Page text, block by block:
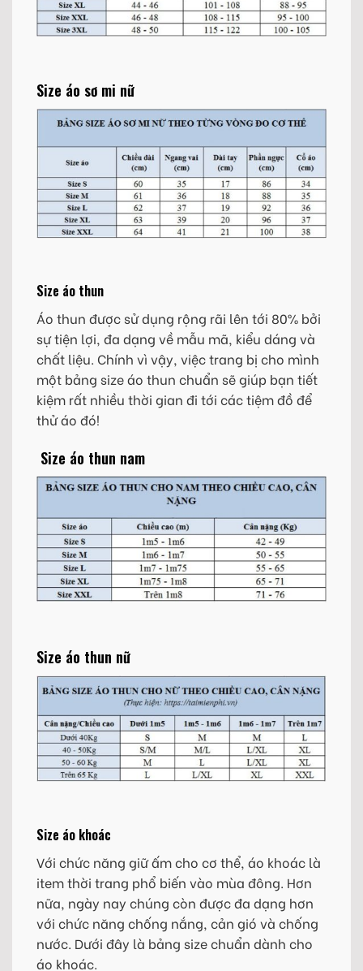
Size áo sơ mi nữ
Size áo thun
Áo thun được sử dụng rộng rãi lên tới 80% bởi
sự tiện lợi, đa dạng về mẫu mã, kiểu dáng và
chất liệu. Chính vì vậy, việc trang bị cho mình
một bảng size áo thun chuẩn sẽ giúp bạn tiết
kiệm rất nhiều thời gian đi tới các tiệm đồ để
thử áo đó!
Size áo thun nam
Size áo thun nữ
Size áo khoác
Với chức năng giữ ấm cho cơ thể, áo khoác là
item thời trang phổ biến vào mùa đông. Hơn
nữa, ngày nay chúng còn được đa dạng hơn
với chức năng chống nắng, cản gió và chống
nước. Dưới đây là bảng size chuẩn dành cho
áo khoác.